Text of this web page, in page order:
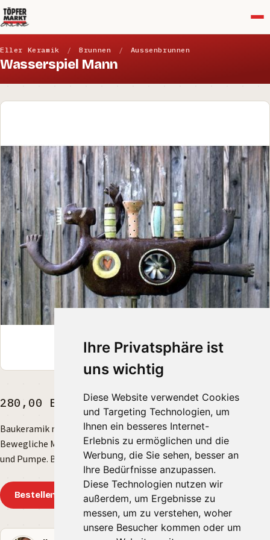
Ihre Privatsphäre ist
uns wichtig
Diese Website verwendet Cookies
und Targeting Technologien, um
Ihnen ein besseres Internet-
Erlebnis zu ermöglichen und die
Werbung, die Sie sehen, besser an
Ihre Bedürfnisse anzupassen.
Diese Technologien nutzen wir
außerdem, um Ergebnisse zu
messen, um zu verstehen, woher
unsere Besucher kommen oder um
Eller Keramik / Brunnen / Aussenbrunnen
Wasserspiel Mann
280,00 EUR
Baukeramik mit engobierten Details, bei 1100 Grad gebrannt.
Bewegliche Mechanik aus Metall. Komplett mit Stange, Sockel
und Pumpe. Breite ca. 60cm, Höhe ca. 30cm.
Bestellen